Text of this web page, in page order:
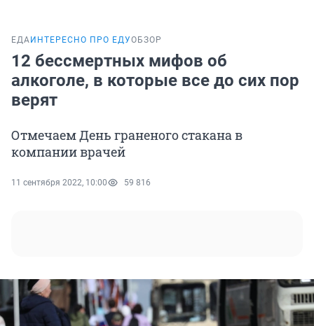
ЕДА ИНТЕРЕСНО ПРО ЕДУОБЗОР
12 бессмертных мифов об
алкоголе, в которые все до сих пор
верят
Отмечаем День граненого стакана в
компании врачей
11 сентября 2022, 10:00 59 816